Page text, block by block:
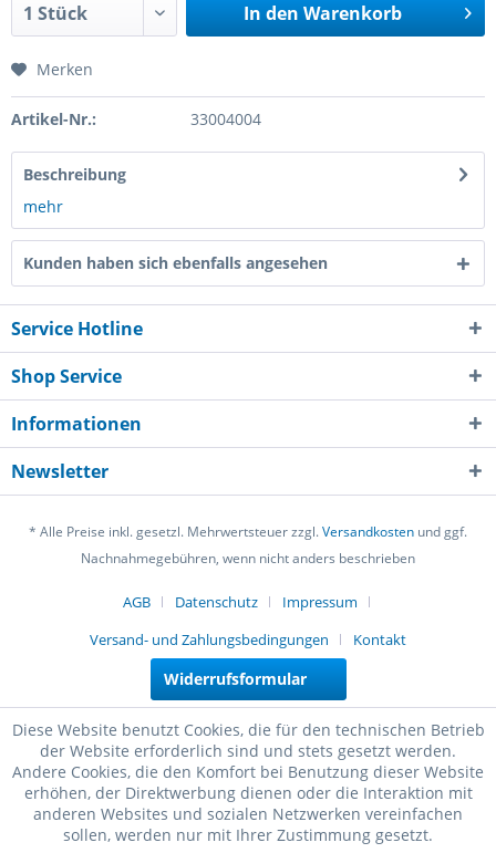
In den Warenkorb
Merken
Artikel-Nr.: 33004004
Beschreibung
mehr
Kunden haben sich ebenfalls angesehen
Service Hotline
Shop Service
Informationen
Newsletter
* Alle Preise inkl. gesetzl. Mehrwertsteuer zzgl.Versandkosten und ggf.
Nachnahmegebühren, wenn nicht anders beschrieben
AGB Datenschutz
Impressum
Versand- und Zahlungsbedingungen
Kontakt
Widerrufsformular
Diese Website benutzt Cookies, die für den technischen Betrieb
der Website erforderlich sind und stets gesetzt werden.
Andere Cookies, die den Komfort bei Benutzung dieser Website
erhöhen, der Direktwerbung dienen oder die Interaktion mit
anderen Websites und sozialen Netzwerken vereinfachen
sollen, werden nur mit Ihrer Zustimmung gesetzt.